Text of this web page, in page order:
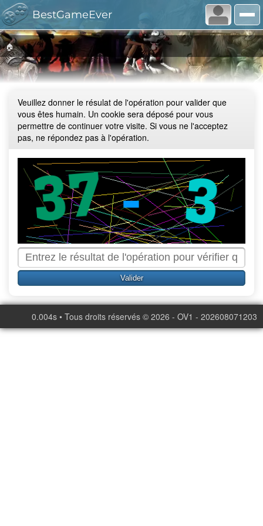
BestGameEver
🏠
Veuillez donner le résulat de l'opération pour valider que
vous êtes humain. Un cookie sera déposé pour vous
permettre de continuer votre visite. Si vous ne l'acceptez
pas, ne répondez pas à l'opération.
0.004s • Tous droits réservés © 2026 - OV1 - 202608071203